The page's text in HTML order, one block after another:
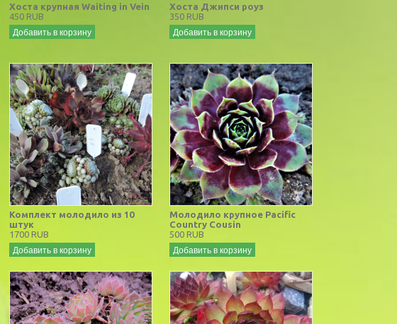
Хоста крупная Waiting in Vein
450 RUB
Добавить в корзину
Хоста Джипси роуз
350 RUB
Добавить в корзину
Комплект молодило из 10
штук
1700 RUB
Добавить в корзину
Молодило крупное Pacific
Country Cousin
500 RUB
Добавить в корзину